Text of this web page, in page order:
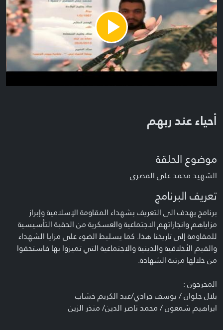
Play
Video
أحياء عند ربهم
موضوع الحلقة
الشهيد محمد علي المصري
تعريف البرنامج
برنامج يهدف الى التعريف بشهداء المقاومة الإسلامية وإبراز
مزاياهم وانجازاتهم الاجتماعية والعسكرية من الحقبة التأسيسية
للمقاومة إلى تاريخنا هذا. كما يسليط الضوء على مزايا الشهداء
والقيم الأخلاقية والدينية والاجتماعية التي تميزوا بها فاستحقوا
من خلالها مرتبة الشهادة.
المخرجون :
بلال جلوان / يوسف جرادي/عبد الكريم خشاب
ابراهيم شمعون / محمد ناصر الدين/ منذر الزين